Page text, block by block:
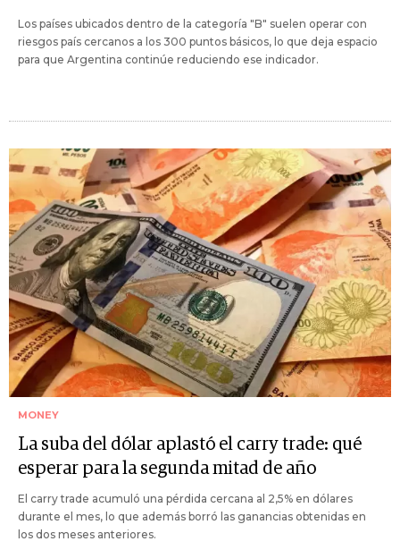
Los países ubicados dentro de la categoría "B" suelen operar con
riesgos país cercanos a los 300 puntos básicos, lo que deja espacio
para que Argentina continúe reduciendo ese indicador.
MONEY
La suba del dólar aplastó el carry trade: qué
esperar para la segunda mitad de año
El carry trade acumuló una pérdida cercana al 2,5% en dólares
durante el mes, lo que además borró las ganancias obtenidas en
los dos meses anteriores.